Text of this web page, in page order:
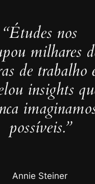
“Études nos
milhares
de trabalho
insights
possíveis.”
Annie Steiner